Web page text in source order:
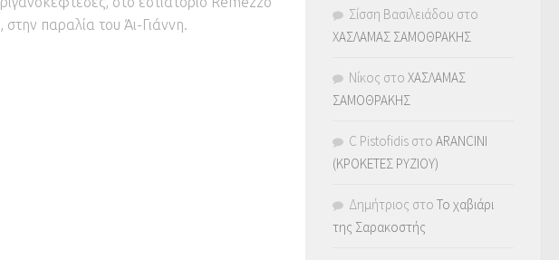
, στην παραλία του Άι-Γιάννη.
Σίσση Βασιλειάδου στο
ΧΑΣΛΑΜΑΣ ΣΑΜΟΘΡΑΚΗΣ
Νίκος στο ΧΑΣΛΑΜΑΣ
ΣΑΜΟΘΡΑΚΗΣ
C Pistofidis στο ARANCINI
(ΚΡΟΚΕΤΕΣ ΡΥΖΙΟΥ)
Δημήτριος στο Το χαβιάρι
της Σαρακοστής